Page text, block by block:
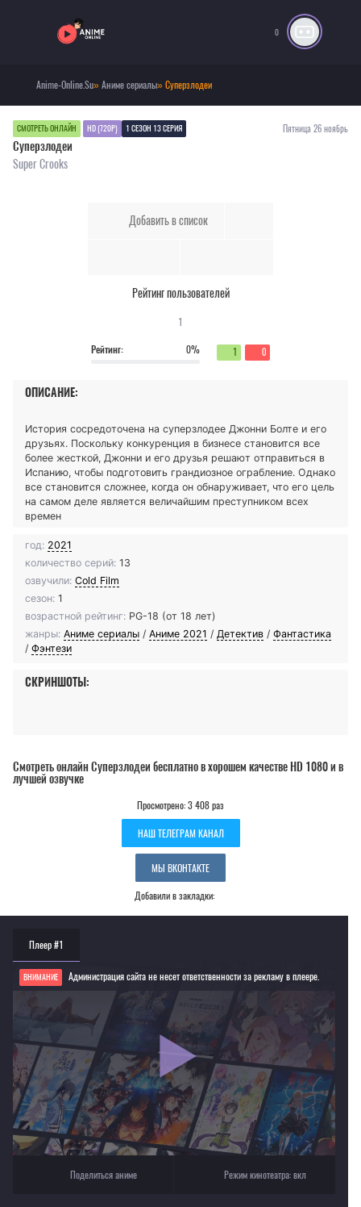
0
Anime-Online.Su»Аниме сериалы» Суперзлодеи
СМОТРЕТЬ ОНЛАЙН HD (720P) 1 СЕЗОН 13 СЕРИЯ Пятница 26 ноябрь
Суперзлодеи
Super Crooks
Добавить в список
Рейтинг пользователей
1
Рейтинг:
0% 1 0
ОПИСАНИЕ:
История сосредоточена на суперзлодее Джонни Болте и его
друзьях. Поскольку конкуренция в бизнесе становится все
более жесткой, Джонни и его друзья решают отправиться в
Испанию, чтобы подготовить грандиозное ограбление. Однако
все становится сложнее, когда он обнаруживает, что его цель
на самом деле является величайшим преступником всех
времен
год: 2021
количество серий: 13
озвучили: Cold Film
сезон: 1
возрастной рейтинг: PG-18 (от 18 лет)
жанры: Аниме сериалы / Аниме 2021 / Детектив / Фантастика
/ Фэнтези
СКРИНШОТЫ:
Смотреть онлайн Суперзлодеи бесплатно в хорошем качестве HD 1080 и в
лучшей озвучке
Просмотрено: 3 408 раз
НАШ ТЕЛЕГРАМ КАНАЛ
МЫ ВКОНТАКТЕ
Добавили в закладки:
Плеер #1
ВНИМАНИЕ Администрация сайта не несет ответственности за рекламу в плеере.
Если видео не работает, обновите страницу или выберите другой плеер!
Для просмотра некоторых аниме необходимо установить VPN
Текущее воспроизведение：Суперзлодеи
Поделиться аниме Режим кинотеатра:вкл